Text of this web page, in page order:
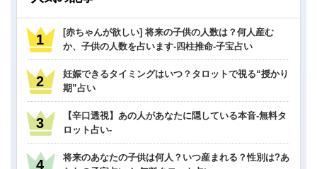
[赤ちゃんが欲しい] 将来の子供の人数は？何人産む
か、子供の人数を占います-四柱推命-子宝占い
妊娠できるタイミングはいつ？タロットで視る“授かり
期”占い
【辛口透視】あの人があなたに隠している本音-無料タ
ロット占い-
将来のあなたの子供は何人？いつ産まれる？性別は?あ